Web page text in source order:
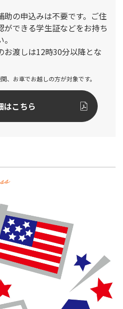
助の申込みは不要です。 ご住
ができる学生証などをお持ち
お渡しは12時30分以降とな
、お車でお越しの方が対象です。
はこちら